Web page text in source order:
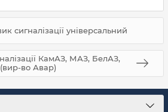
сигналізації універсальний
КамАЗ, МАЗ, БелАЗ,
во Авар)